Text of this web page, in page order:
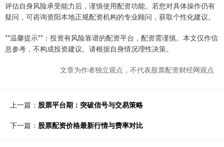
评估自身风险承受能力后，谨慎使用配资功能。若您对具体操作仍有
疑问，可咨询资阳本地正规配资机构的专业顾问，获取个性化建议。
**温馨提示**：投资有风险靠谱的配资平台，配资需谨慎。本文仅作信
息参考，不构成投资建议。请根据自身情况理性决策。
文章为作者独立观点，不代表股票配资财经网观点
上一篇： 股票平台期：突破信号与交易策略
下一篇： 股票配资价格最新行情与费率对比